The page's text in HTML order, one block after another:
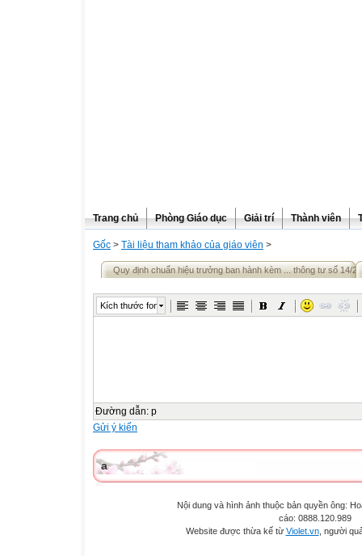
Trang chủ Phòng Giáo dục Giải trí Thành viên
Gốc > Tài liệu tham khảo của giáo viên >
Quy định chuẩn hiệu trưởng ban hành kèm ... thông tư số 14/
Kích thước font
Đường dẫn: p
Gửi ý kiến
a
Nội dung và hình ảnh thuộc bản quyền ông:
cáo: 0888.120.989
Website được thừa kế từ Violet.vn, người